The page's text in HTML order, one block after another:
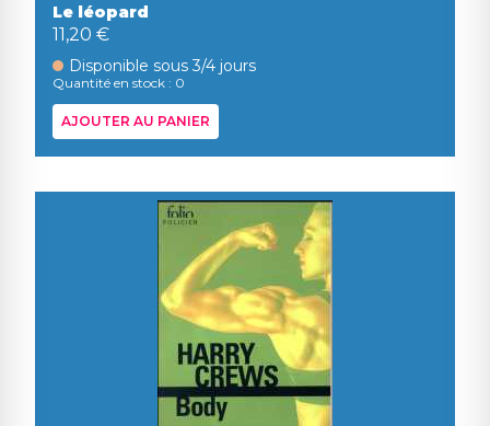
Le léopard
11,20 €
Disponible sous 3/4 jours
Quantité en stock : 0
AJOUTER AU PANIER